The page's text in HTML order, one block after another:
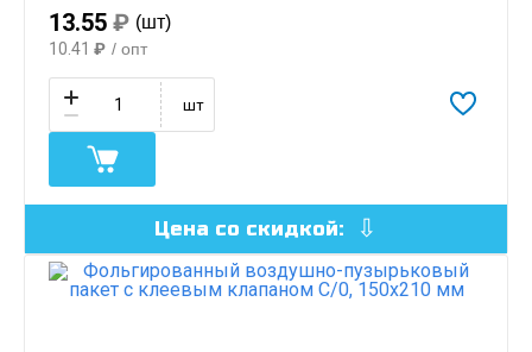
13.55 ₽ (шт)
10.41 ₽ / опт
шт
Цена со скидкой: